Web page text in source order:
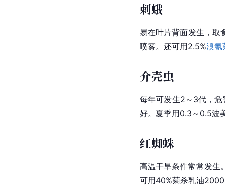
刺蛾
易在叶片背面发生，取
喷雾。还可用2.5%溴氰
介壳虫
每年可发生2～3代，
好。夏季用0.3～0.5波
红蜘蛛
高温干旱条件常常发生
可用40%菊杀乳油